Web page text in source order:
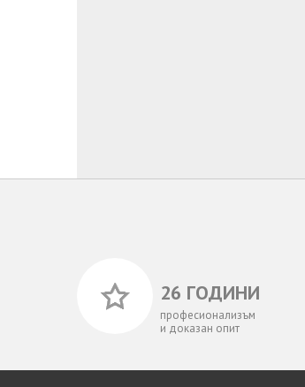
26 ГОДИНИ
професионализъм
и доказан опит